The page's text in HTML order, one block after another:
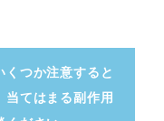
くつか注意すると
当てはまる副作用